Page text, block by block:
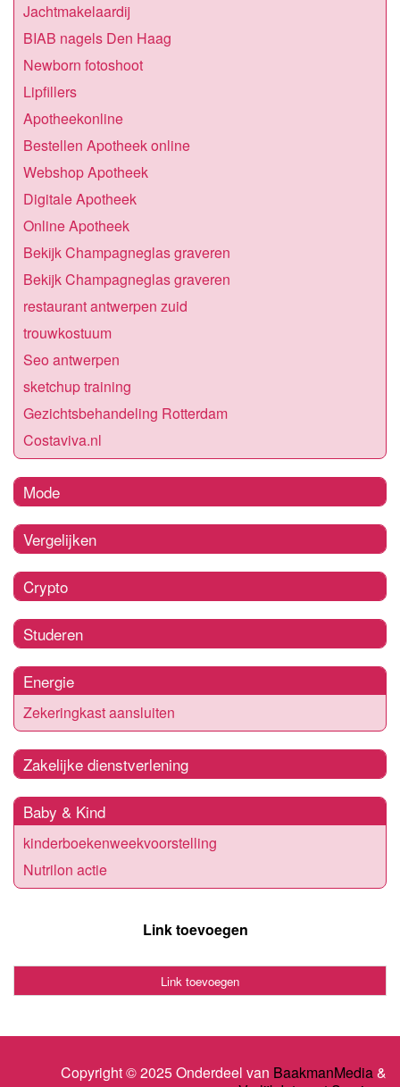
Jachtmakelaardij
BIAB nagels Den Haag
Newborn fotoshoot
Lipfillers
Apotheekonline
Bestellen Apotheek online
Webshop Apotheek
Digitale Apotheek
Online Apotheek
Bekijk Champagneglas graveren
Bekijk Champagneglas graveren
restaurant antwerpen zuid
trouwkostuum
Seo antwerpen
sketchup training
Gezichtsbehandeling Rotterdam
Costaviva.nl
Mode
Vergelijken
Crypto
Studeren
Energie
Zekeringkast aansluiten
Zakelijke dienstverlening
Baby & Kind
kinderboekenweekvoorstelling
Nutrilon actie
Link toevoegen
Link toevoegen
Copyright © 2025 Onderdeel van BaakmanMedia&